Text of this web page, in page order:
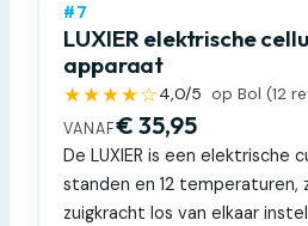
#7
LUXIER elektrische
apparaat
★★★★☆4,0/5 op Bol (12
VANAF€ 35,95
De LUXIER is een elektrische
standen en 12
zuigkracht los van elkaar